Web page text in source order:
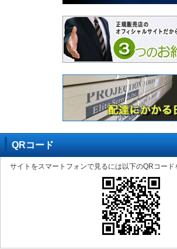
QRコード
サイトをスマートフォンで見るには以下のQRコード